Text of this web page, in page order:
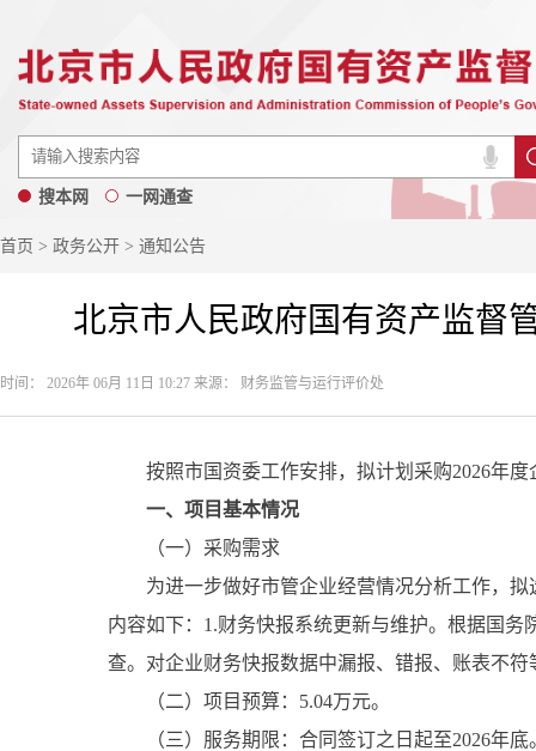
搜本网 一网通查
首页 > 政务公开 > 通知公告
北京市人民政府国有资产监督
时间： 2026年 06月 11日 10:27 来源： 财务监管与运行评价处
按照市国资委工作安排，拟计划采购2026年度
一、项目基本情况
（一）采购需求
为进一步做好市管企业经营情况分析工作，拟
内容如下：1.财务快报系统更新与维护。根据国
查。对企业财务快报数据中漏报、错报、账表不
（二）项目预算：5.04万元。
（三）服务期限：合同签订之日起至2026年底